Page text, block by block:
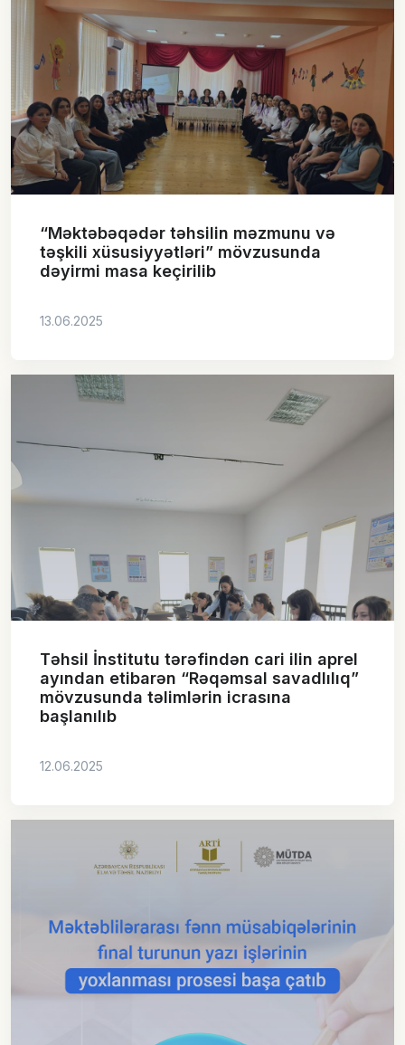
“Məktəbəqədər təhsilin məzmunu və
təşkili xüsusiyyətləri” mövzusunda
dəyirmi masa keçirilib
13.06.2025
Təhsil İnstitutu tərəfindən cari ilin aprel
ayından etibarən “Rəqəmsal savadlılıq”
mövzusunda təlimlərin icrasına
başlanılıb
12.06.2025